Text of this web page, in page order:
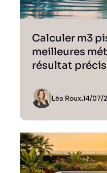
Calculer m3
meilleures
résultat précis
Léa Roux.14/07/